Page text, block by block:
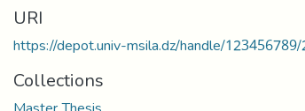
URI
https://depot.univ-msila.dz/handle/
Collections